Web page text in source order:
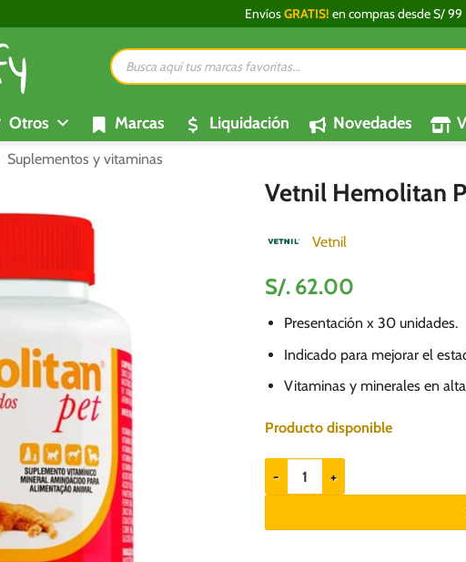
EnvíosGRATIS! en compras desde S/ 99
Búsqueda
de
productos
Otros Marcas Liquidación Novedades
Suplementos y vitaminas
Vetnil Hemolitan
Vetnil
S/. 62.00
Presentación x 30 unidades.
Indicado para mejorar el
Vitaminas y minerales en
Producto disponible
Vetnil Hemolitan Pet x 30un